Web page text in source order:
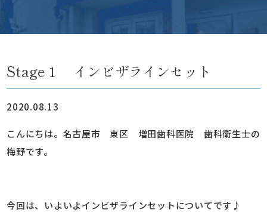
Stage１ インビザラインセット
2020.08.13
こんにちは。名古屋市 東区 増田歯科医院 歯科衛生士の
梅野です。
今回は、いよいよインビザラインセットについてです♪